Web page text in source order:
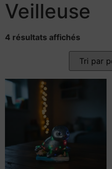
Veilleuse
4 résultats affichés